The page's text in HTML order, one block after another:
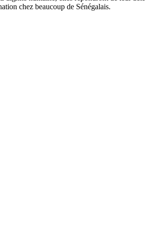
chez beaucoup de Sénégalais.